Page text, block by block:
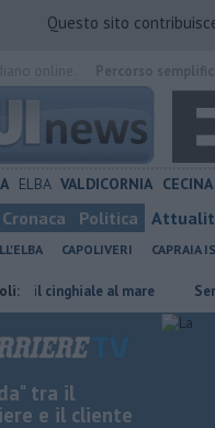
Questo sito
ELBA VALDICORNIA CECINA
Cronaca Politica
CAPOLIVERI CAPRAIA
al mare Serata di
tra il
e il cliente